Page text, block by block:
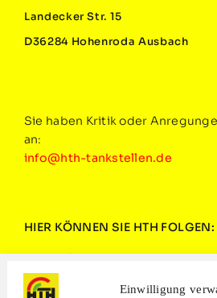
Einwilligung
Landecker Str. 15
D36284 Hohenroda Ausbach
Sie haben Kritik oder
an:
info@hth-tankstellen.de
HIER KÖNNEN SIE HTH FOLGEN: